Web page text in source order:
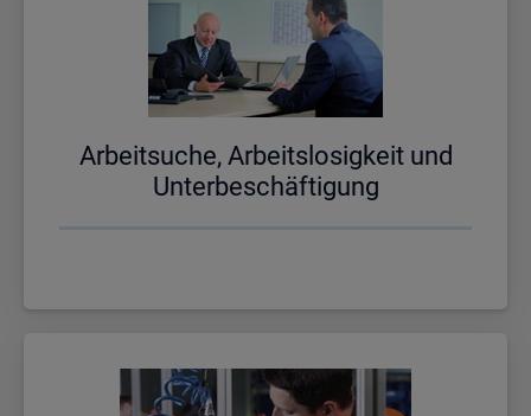
Ar­beit­su­che, Ar­beits­lo­sig­keit und
Un­ter­be­schäf­ti­gung